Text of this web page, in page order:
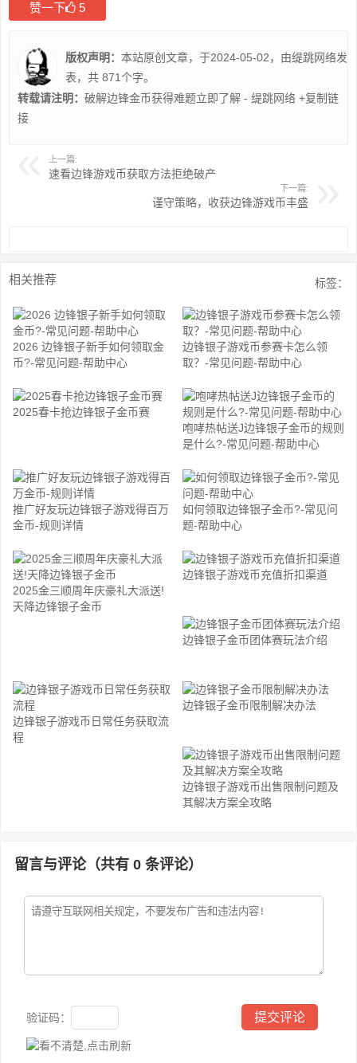
赞一下 5
版权声明： 本站原创文章，于2024-05-02，由缇跳网络发
表，共 871个字。
转载请注明： 破解边锋金币获得难题立即了解 - 缇跳网络 +复制链
接
上一篇:
速看边锋游戏币获取方法拒绝破产
下一篇:
谨守策略，收获边锋游戏币丰盛
相关推荐 标签：
2026 边锋银子新手如何领取金
币?-常见问题-帮助中心
边锋银子游戏币参赛卡怎么领
取？-常见问题-帮助中心
2025春卡抢边锋银子金币赛
咆哮热帖送J边锋银子金币的规则
是什么?-常见问题-帮助中心
推广好友玩边锋银子游戏得百万
金币-规则详情
如何领取边锋银子金币?-常见问
题-帮助中心
2025金三顺周年庆豪礼大派送!
天降边锋银子金币
边锋银子游戏币充值折扣渠道
边锋银子金币团体赛玩法介绍
边锋银子游戏币日常任务获取流
程
边锋银子金币限制解决办法
边锋银子游戏币出售限制问题及
其解决方案全攻略
留言与评论（共有 0 条评论）
验证码：